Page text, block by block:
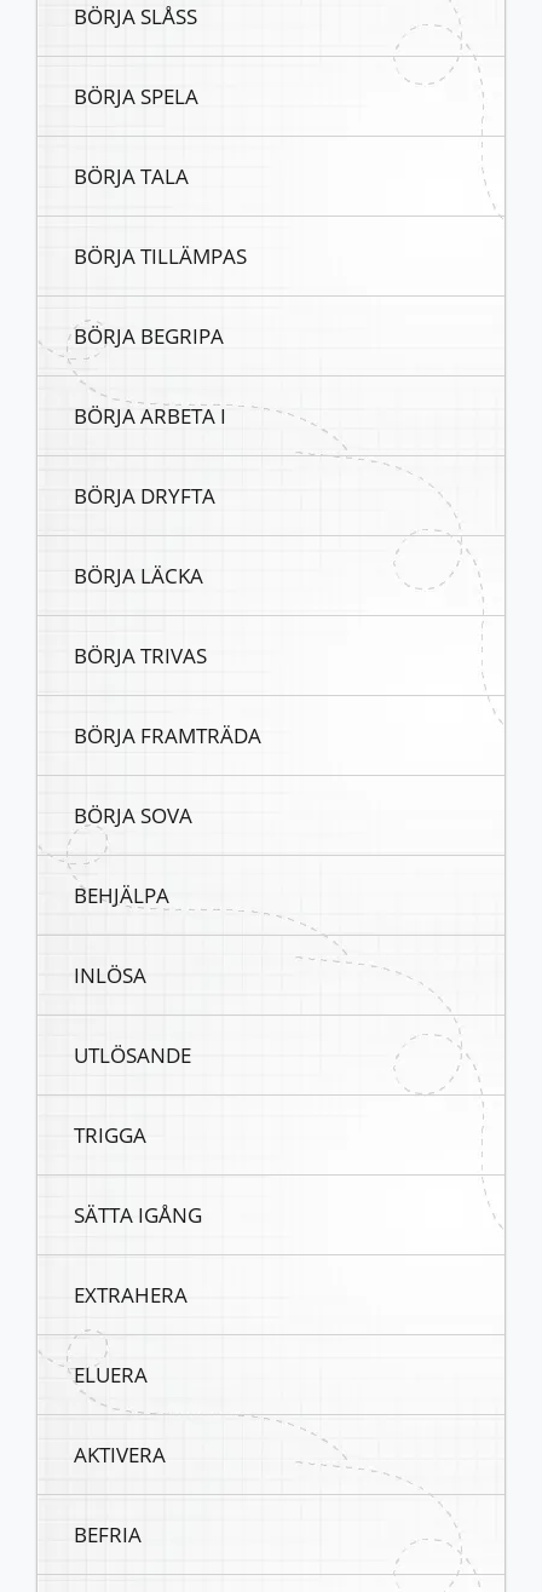
BÖRJA SLÅSS
BÖRJA SPELA
BÖRJA TALA
BÖRJA TILLÄMPAS
BÖRJA BEGRIPA
BÖRJA ARBETA I
BÖRJA DRYFTA
BÖRJA LÄCKA
BÖRJA TRIVAS
BÖRJA FRAMTRÄDA
BÖRJA SOVA
BEHJÄLPA
INLÖSA
UTLÖSANDE
TRIGGA
SÄTTA IGÅNG
EXTRAHERA
ELUERA
AKTIVERA
BEFRIA